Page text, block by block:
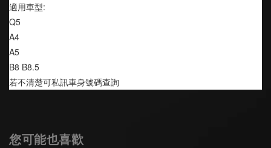
適用車型:
Q5
A4
A5
B8 B8.5
若不清楚可私訊車身號碼查詢
您可能也喜歡